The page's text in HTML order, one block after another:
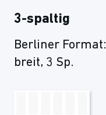
3-spaltig
Berliner
breit, 3 Sp.